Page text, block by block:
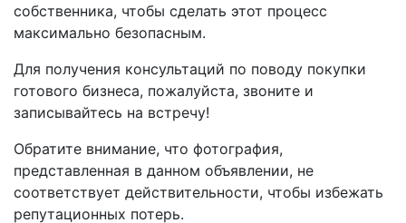
собственника, чтобы сделать этот процесс
максимально безопасным.
Для получения консультаций по поводу покупки
готового бизнеса, пожалуйста, звоните и
записывайтесь на встречу!
Обратите внимание, что фотография,
представленная в данном объявлении, не
соответствует действительности, чтобы избежать
репутационных потерь.